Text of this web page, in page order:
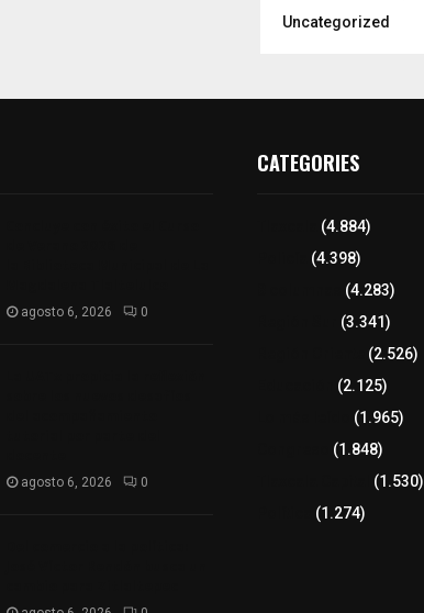
Uncategorized
agosto 6, 2026 0
agosto 6, 2026 0
CATEGORIES
(4.884)
(4.398)
(4.283)
(3.341)
(2.526)
(2.125)
(1.965)
(1.848)
(1.530)
(1.274)